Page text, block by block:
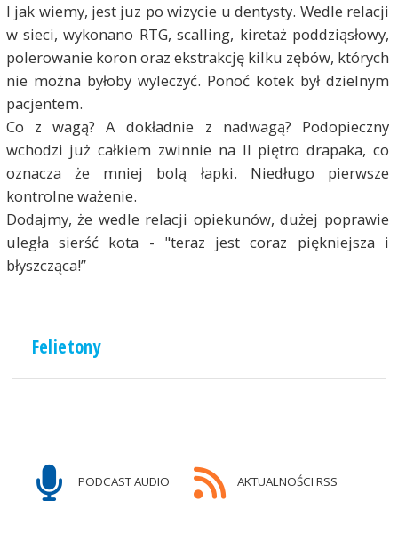
I jak wiemy, jest juz po wizycie u dentysty. Wedle relacji
w sieci, wykonano RTG, scalling, kiretaż poddziąsłowy,
polerowanie koron oraz ekstrakcję kilku zębów, których
nie można byłoby wyleczyć. Ponoć kotek był dzielnym
pacjentem.
Co z wagą? A dokładnie z nadwagą? Podopieczny
wchodzi już całkiem zwinnie na II piętro drapaka, co
oznacza że mniej bolą łapki. Niedługo pierwsze
kontrolne ważenie.
Dodajmy, że wedle relacji opiekunów, dużej poprawie
uległa sierść kota - "teraz jest coraz piękniejsza i
błyszcząca!”
Felietony
PODCAST AUDIO AKTUALNOŚCI RSS